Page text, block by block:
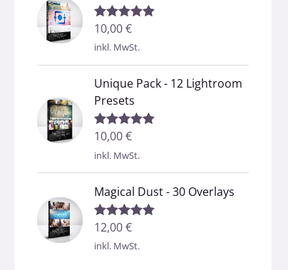
Bewertet mit
10,00€
inkl. MwSt.
Unique Pack - 12 Lightroom
Presets
Bewertet mit
10,00€
inkl. MwSt.
Magical Dust - 30 Overlays
Bewertet mit
12,00€
inkl. MwSt.